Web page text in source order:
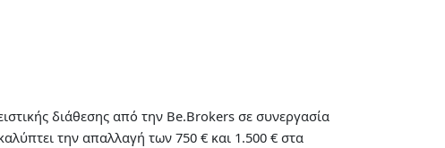
διάθεσης από την Be.Brokers σε συνεργασία
την απαλλαγή των 750 € και 1.500 € στα